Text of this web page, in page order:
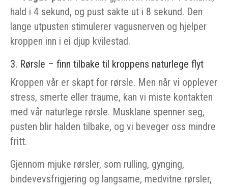
hald i 4 sekund, og pust sakte ut i 8 sekund. Den
lange utpusten stimulerer vagusnerven og hjelper
kroppen inn i ei djup kvilestad.
3. Rørsle – finn tilbake til kroppens naturlege flyt
Kroppen vår er skapt for rørsle. Men når vi opplever
stress, smerte eller traume, kan vi miste kontakten
med vår naturlege rørsle. Musklane spenner seg,
pusten blir halden tilbake, og vi beveger oss mindre
fritt.
Gjennom mjuke rørsler, som rulling, gynging,
bindevevsfrigjering og langsame, medvitne rørsler,